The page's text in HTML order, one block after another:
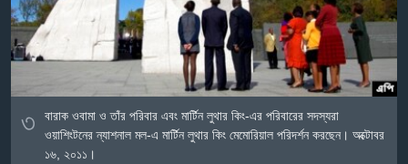
৩
বারাক ওবামা ও তাঁর পরিবার এবং মার্টিন লুথার কিং-এর পরিবারের সদস্যরা
ওয়াশিংটনের ন্যাশনাল মল-এ মার্টিন লুথার কিং মেমোরিয়াল পরিদর্শন করছেন। অক্টোবর
১৬, ২০১১।